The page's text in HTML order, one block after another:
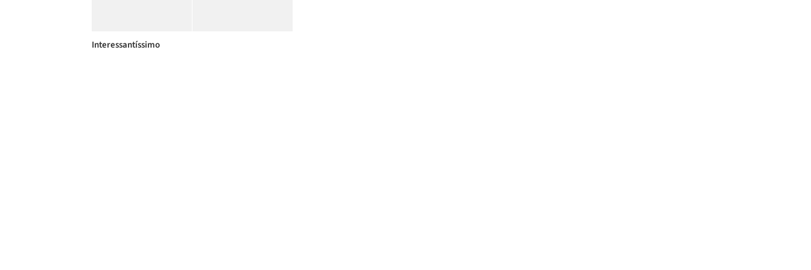
Interessantíssimo